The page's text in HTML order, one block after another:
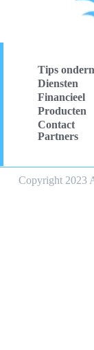
Tips
Diensten
Financieel
Producten
Contact
Partners
Copyright 2023